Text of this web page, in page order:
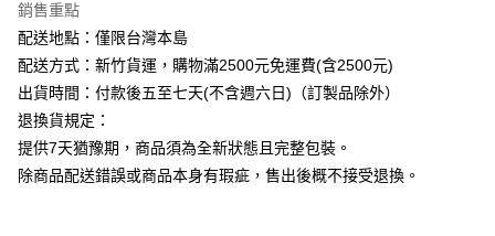
運送方式
下單前請先詢問庫存
每筆NT$130，滿NT$2,500(含以上)免運費
銷售重點
配送地點：僅限台灣本島
配送方式：新竹貨運，購物滿2500元免運費(含2500元)
出貨時間：付款後五至七天(不含週六日)（訂製品除外）
退換貨規定：
提供7天猶豫期，商品須為全新狀態且完整包裝。
除商品配送錯誤或商品本身有瑕疵，售出後概不接受退換。